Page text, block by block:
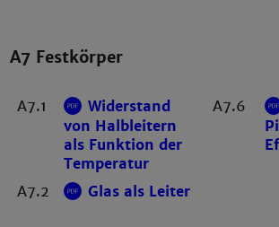
A7 Festkörper
A7.1
Widerstand
von Halbleitern
als Funktion der
Temperatur
A7.6
A7.2 Glas als Leiter